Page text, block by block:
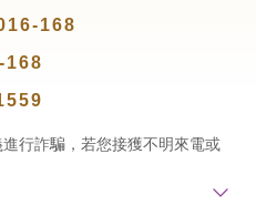
168
168
行詐騙，若您接獲不明來電或